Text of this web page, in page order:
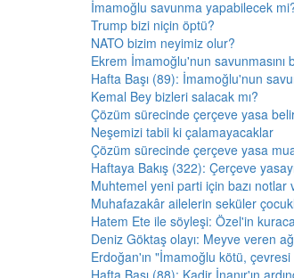
İmamoğlu savunma yapabilecek
Trump bizi niçin öptü?
NATO bizim neyimiz olur?
Ekrem İmamoğlu'nun savunmasını
Hafta Başı (89): İmamoğlu'nun
Kemal Bey bizleri salacak mı?
Çözüm sürecinde çerçeve yasa
Neşemizi tabii ki çalamayacaklar
Çözüm sürecinde çerçeve yasa
Haftaya Bakış (322): Çerçeve
Muhtemel yeni parti için bazı notlar
Muhafazakâr ailelerin seküler
Hatem Ete ile söyleşi: Özel'in
Deniz Göktaş olayı: Meyve veren
Erdoğan'ın "İmamoğlu kötü,
Hafta Başı (88): Kadir İnanır'ın